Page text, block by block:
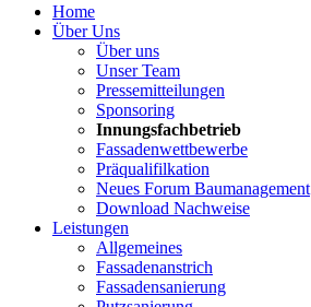
Home
Über Uns
Über uns
Unser Team
Pressemitteilungen
Sponsoring
Innungsfachbetrieb
Fassadenwettbewerbe
Präqualifilkation
Neues Forum Baumanagement
Download Nachweise
Leistungen
Allgemeines
Fassadenanstrich
Fassadensanierung